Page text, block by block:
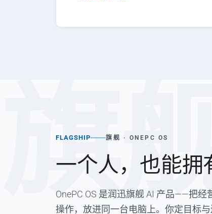
旗
FLAGSHIP 旗舰 · ONEPC OS
一个人，也能拥
OnePC OS 是润迅旗舰 AI 产品——把
操作，放进同一台电脑上。你定目标